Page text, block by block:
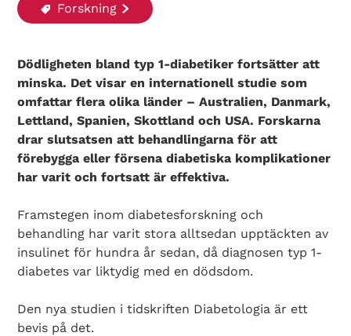
Forskning
Dödligheten bland typ 1-diabetiker fortsätter att
minska. Det visar en internationell studie som
omfattar flera olika länder – Australien, Danmark,
Lettland, Spanien, Skottland och USA. Forskarna
drar slutsatsen att behandlingarna för att
förebygga eller försena diabetiska komplikationer
har varit och fortsatt är effektiva.
Framstegen inom diabetesforskning och
behandling har varit stora alltsedan upptäckten av
insulinet för hundra år sedan, då diagnosen typ 1-
diabetes var liktydig med en dödsdom.
Den nya studien i tidskriften Diabetologia är ett
bevis på det.